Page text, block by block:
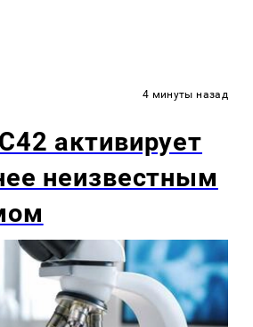
4 минуты назад
активирует
неизвестным